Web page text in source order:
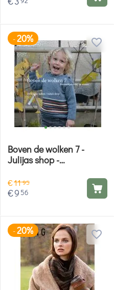
-20%
Boven de wolken 7 -
Julijas shop -
€1195
€9 56
-20%